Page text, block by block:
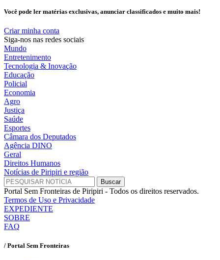
Você pode ler matérias exclusivas, anunciar classificados e muito mais!
Criar minha conta
Siga-nos nas redes sociais
Mundo
Entretenimento
Tecnologia & Inovação
Educação
Policial
Economia
Agro
Justiça
Saúde
Esportes
Câmara dos Deputados
Agência DINO
Geral
Direitos Humanos
Notícias de Piripiri e região
Portal Sem Fronteiras de Piripiri - Todos os direitos reservados.
Termos de Uso e Privacidade
EXPEDIENTE
SOBRE
FAQ
/ Portal Sem Fronteiras